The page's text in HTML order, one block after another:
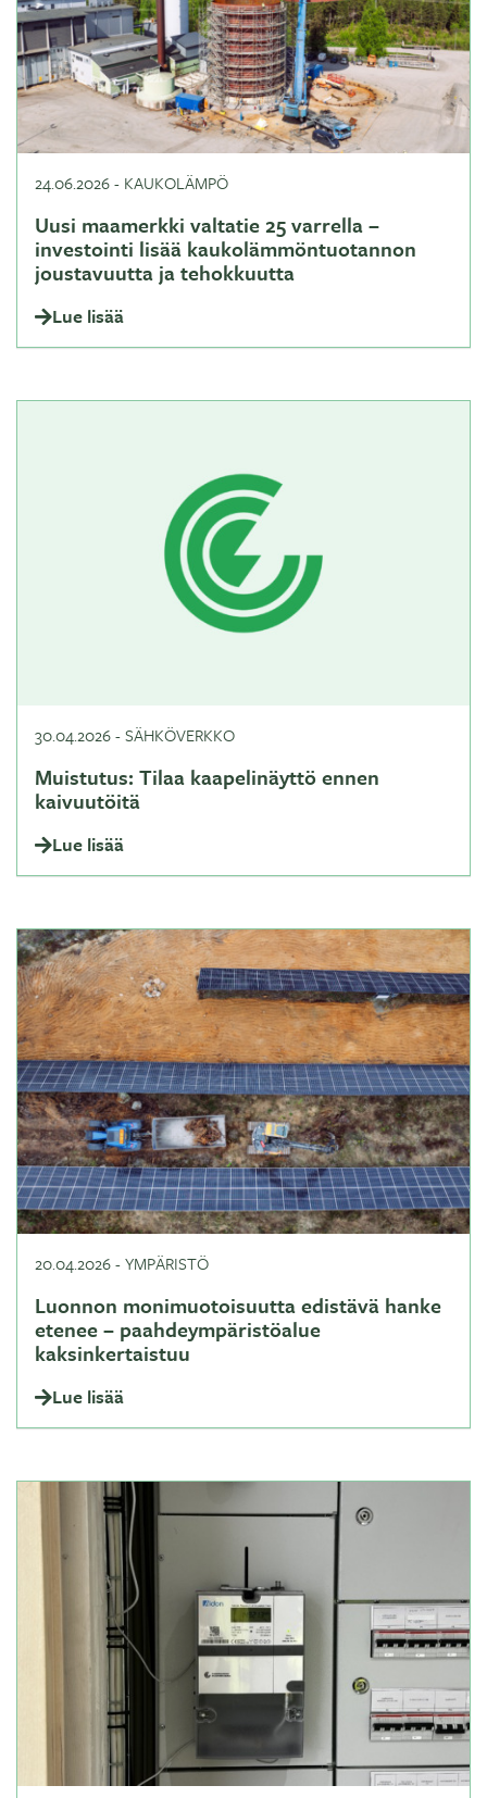
24.06.2026- KAUKOLÄMPÖ
Uusi maamerkki valtatie 25 varrella –
investointi lisää kaukolämmöntuotannon
joustavuutta ja tehokkuutta
Lue lisää
30.04.2026-SÄHKÖVERKKO
Muistutus: Tilaa kaapelinäyttö ennen
kaivuutöitä
Lue lisää
20.04.2026-YMPÄRISTÖ
Luonnon monimuotoisuutta edistävä hanke
etenee – paahdeympäristöalue
kaksinkertaistuu
Lue lisää